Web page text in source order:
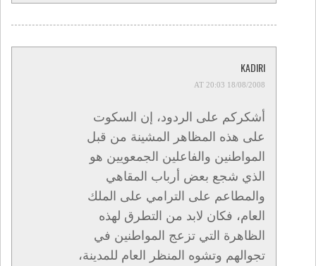
KADIRI
18/08/2008 AT 20:03
أشكركم على الردود، إن السكوت
على هذه المظاهر المشينة من قبل
المواطنين والفاعلين الجمعويين هو
الذي شجع بعض أرباب المقاهي
والمطاعم على الترامي على الملك
العام، فكان لابد من التطرق لهذه
الظاهرة التي تزعج المواطنين في
تجوالهم وتشوه المنظر العام للمدينة،